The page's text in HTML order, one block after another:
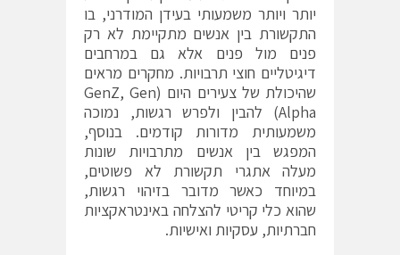
יותר ויותר משמעותי בעידן המודרני, בו
התקשורת בין אנשים מתקיימת לא רק
פנים מול פנים אלא גם במרחבים
דיגיטליים חוצי תרבויות. מחקרים מראים
שהיכולת של צעירים היום (GenZ, Gen
Alpha) להבין ולפרש רגשות, נמוכה
משמעותית מדורות קודמים. בנוסף,
המפגש בין אנשים מתרבויות שונות
מעלה אתגרי תקשורת לא פשוטים,
במיוחד כאשר מדובר בזיהוי רגשות,
שהוא כלי קריטי להצלחה באינטראקציות
חברתיות, עסקיות ואישיות.